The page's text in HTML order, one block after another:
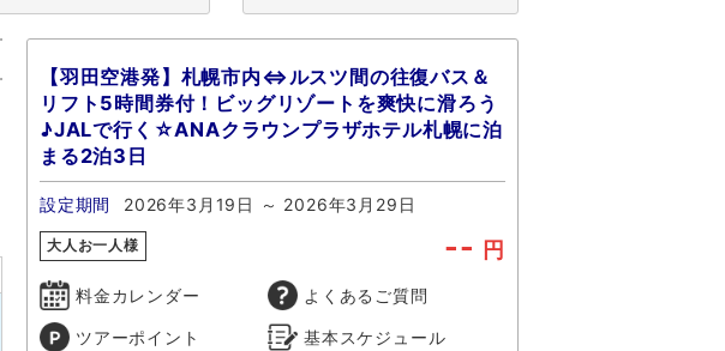
【羽田空港発】札幌市内⇔ルスツ間の往復バス＆
リフト5時間券付！ビッグリゾートを爽快に滑ろう
♪JALで行く☆ANAクラウンプラザホテル札幌に泊
まる2泊3日
設定期間 2026年3月19日 ～ 2026年3月29日
大人お一人様 -- 円
料金カレンダー よくあるご質問
ツアーポイント 基本スケジュール